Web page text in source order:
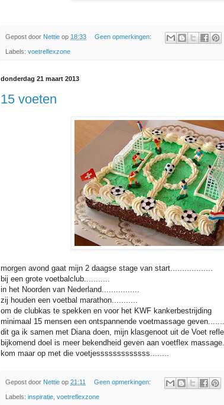
Gepost door Nettie op 18:33 Geen opmerkingen:
Labels: voetreflexzone
donderdag 21 maart 2013
15 voeten
morgen avond gaat mijn 2 daagse stage van start..................
bij een grote voetbalclub...........
in het Noorden van Nederland................
zij houden een voetbal marathon...........
om de clubkas te spekken en voor het KWF kankerbestrijding
minimaal 15 mensen een ontspannende voetmassage
dit ga ik samen met Diana doen, mijn klasgenoot uit de Voet
bijkomend doel is meer bekendheid geven aan voetflex
kom maar op met die voetjesssssssssssss........
Gepost door Nettie op 21:11 Geen opmerkingen:
Labels: inspiratie voetreflexzone